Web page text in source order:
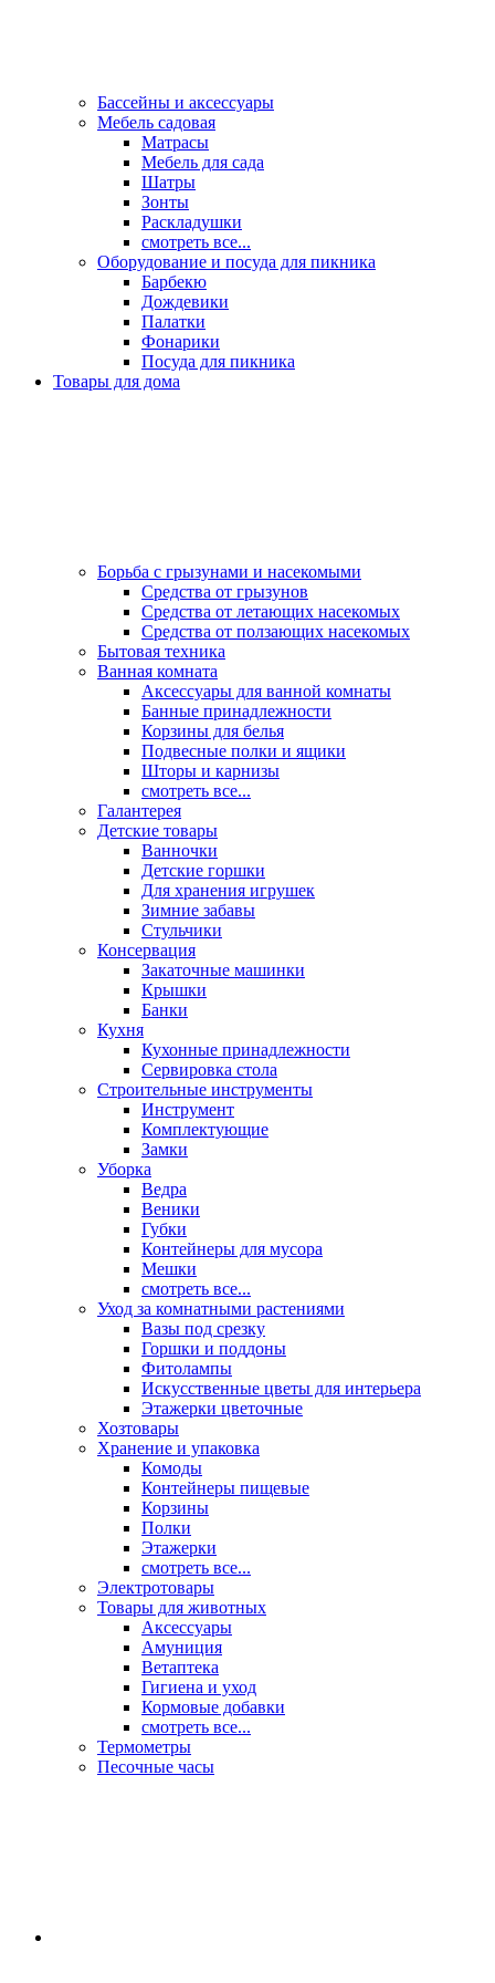
Бассейны и аксессуары
Мебель садовая
Матрасы
Мебель для сада
Шатры
Зонты
Раскладушки
смотреть все...
Оборудование и посуда для пикника
Барбекю
Дождевики
Палатки
Фонарики
Посуда для пикника
Товары для дома
Борьба с грызунами и насекомыми
Средства от грызунов
Средства от летающих насекомых
Средства от ползающих насекомых
Бытовая техника
Ванная комната
Аксессуары для ванной комнаты
Банные принадлежности
Корзины для белья
Подвесные полки и ящики
Шторы и карнизы
смотреть все...
Галантерея
Детские товары
Ванночки
Детские горшки
Для хранения игрушек
Зимние забавы
Стульчики
Консервация
Закаточные машинки
Крышки
Банки
Кухня
Кухонные принадлежности
Сервировка стола
Строительные инструменты
Инструмент
Комплектующие
Замки
Уборка
Ведра
Веники
Губки
Контейнеры для мусора
Мешки
смотреть все...
Уход за комнатными растениями
Вазы под срезку
Горшки и поддоны
Фитолампы
Искусственные цветы для интерьера
Этажерки цветочные
Хозтовары
Хранение и упаковка
Комоды
Контейнеры пищевые
Корзины
Полки
Этажерки
смотреть все...
Электротовары
Товары для животных
Аксессуары
Амуниция
Ветаптека
Гигиена и уход
Кормовые добавки
смотреть все...
Термометры
Песочные часы